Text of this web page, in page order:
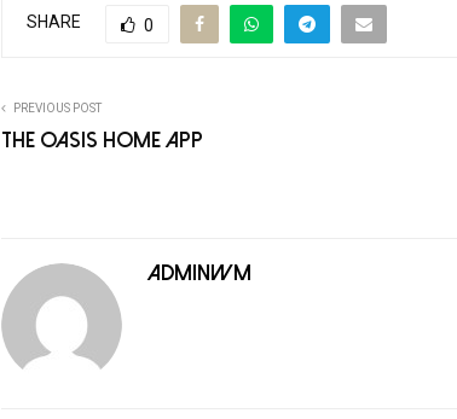
SHARE 0
PREVIOUS POST
The Oasis Home App
adminwm